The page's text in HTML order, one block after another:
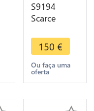
S9194
Scarce
Baht Rama
II Silver Pot
Duong
Ayuthaya
150 €
Ou faça uma
oferta